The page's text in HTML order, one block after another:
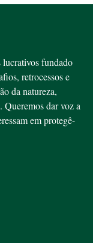
fundado
retrocessos e
da natureza,
dar voz a
em protegê-